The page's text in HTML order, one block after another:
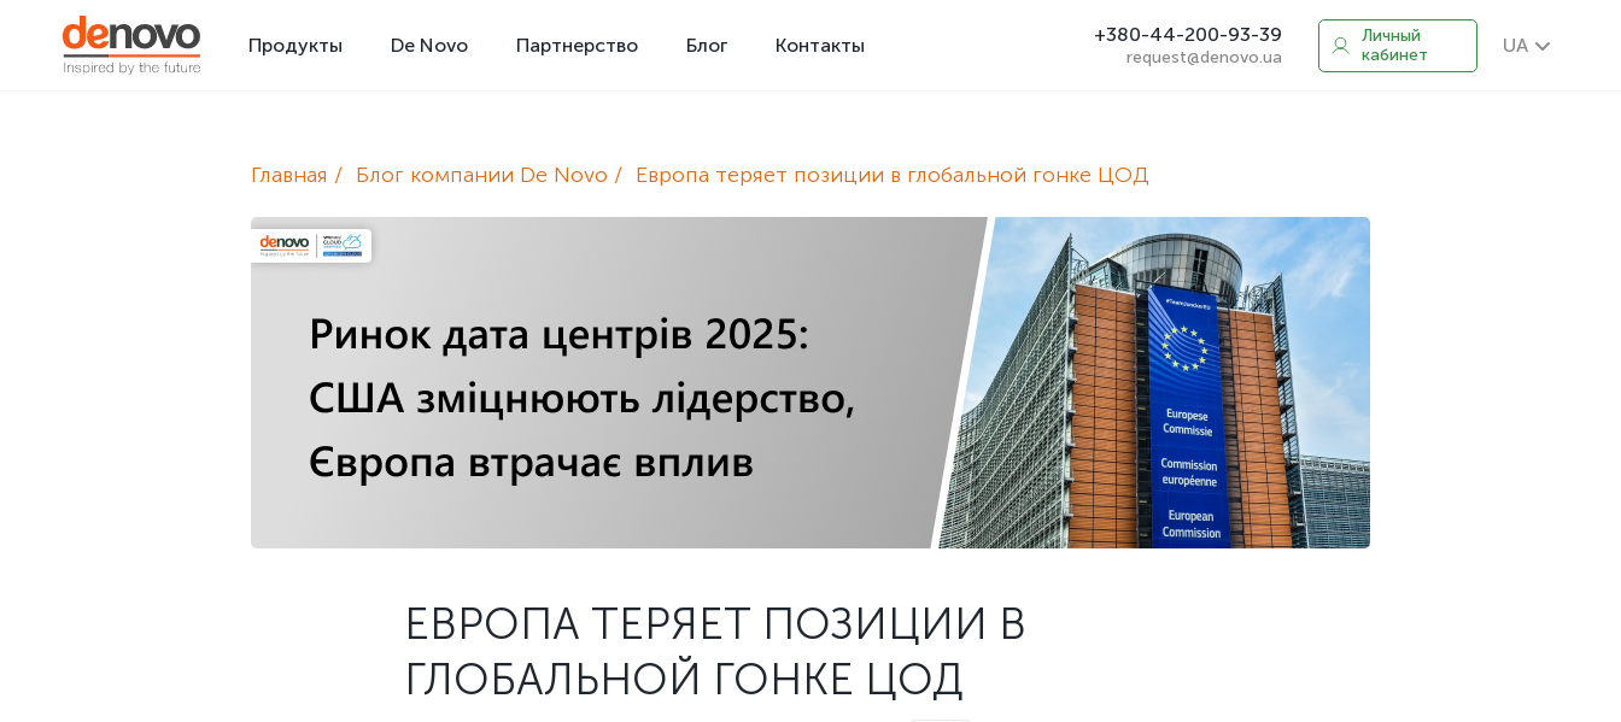
Продукты De Novo Партнерство Блог Контакты +380-44-200-93-39
request@denovo.ua
Личный
кабинет
UA
Главная Блог компании De Novo Европа теряет позиции в глобальной гонке ЦОД
ЕВРОПА ТЕРЯЕТ ПОЗИЦИИ В
ГЛОБАЛЬНОЙ ГОНКЕ ЦОД